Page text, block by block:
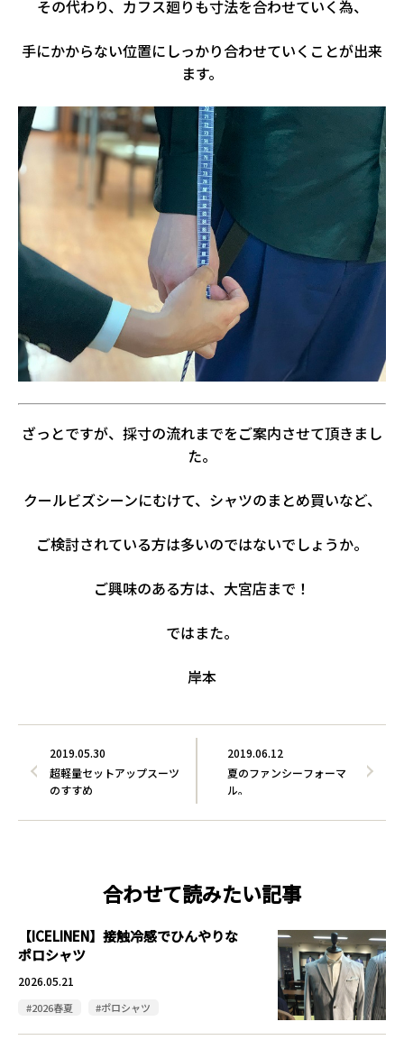
その代わり、カフス廻りも寸法を合わせていく為、
手にかからない位置にしっかり合わせていくことが出来
ます。
ざっとですが、採寸の流れまでをご案内させて頂きまし
た。
クールビズシーンにむけて、シャツのまとめ買いなど、
ご検討されている方は多いのではないでしょうか。
ご興味のある方は、大宮店まで！
ではまた。
岸本
2019.06.12
夏のファンシーフォーマ
ル。
2019.05.30
超軽量セットアップスーツ
のすすめ
合わせて読みたい記事
【ICELINEN】接触冷感でひんやりな
ポロシャツ
2026.05.21
#2026春夏 #ポロシャツ